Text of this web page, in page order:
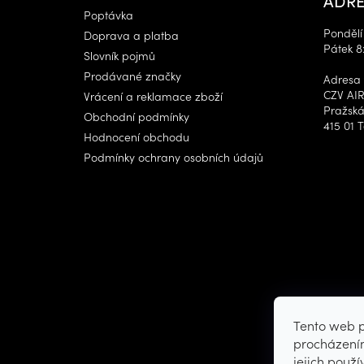
Tento web
Poptávka
Doprava a platba
Slovník pojmů
Prodávané značky
Vrácení a reklamace zboží
Obchodní podmínky
Hodnocení obchodu
Podmínky ochrany osobních údajů
Pátek
Adresa
CZV
415 01